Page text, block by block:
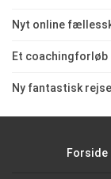
Nyt online
Et coachingforløb
Ny fantastisk
Forside